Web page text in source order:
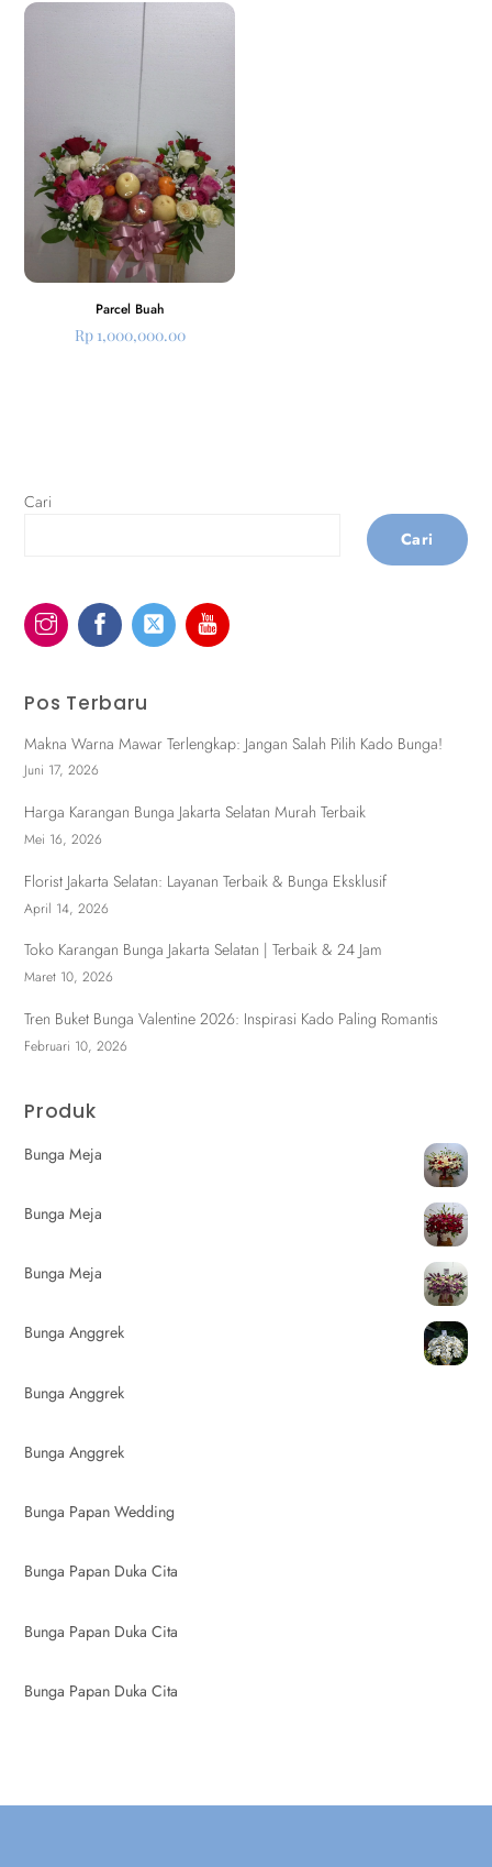
Parcel Buah
Rp1,000,000.00
Cari
Cari
Pos Terbaru
Makna Warna Mawar Terlengkap: Jangan Salah Pilih Kado Bunga!
Juni 17, 2026
Harga Karangan Bunga Jakarta Selatan Murah Terbaik
Mei 16, 2026
Florist Jakarta Selatan: Layanan Terbaik & Bunga Eksklusif
April 14, 2026
Toko Karangan Bunga Jakarta Selatan | Terbaik & 24 Jam
Maret 10, 2026
Tren Buket Bunga Valentine 2026: Inspirasi Kado Paling Romantis
Februari 10, 2026
Produk
Bunga Meja
Bunga Meja
Bunga Meja
Bunga Anggrek
Bunga Anggrek
Bunga Anggrek
Bunga Papan Wedding
Bunga Papan Duka Cita
Bunga Papan Duka Cita
Bunga Papan Duka Cita